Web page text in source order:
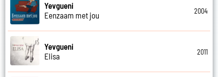
Yevgueni
Eenzaam met jou
2004
Yevgueni
Elisa
2011